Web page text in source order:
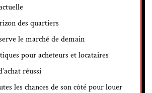
des quartiers
le marché de demain
pour acheteurs et locataires
réussi
les chances de son côté pour louer